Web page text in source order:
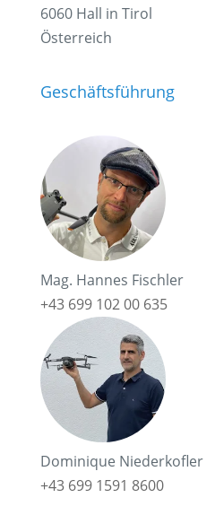
6060 Hall in Tirol
Österreich
Geschäftsführung
Mag. Hannes Fischler
+43 699 102 00 635
Dominique Niederkofler
+43 699 1591 8600